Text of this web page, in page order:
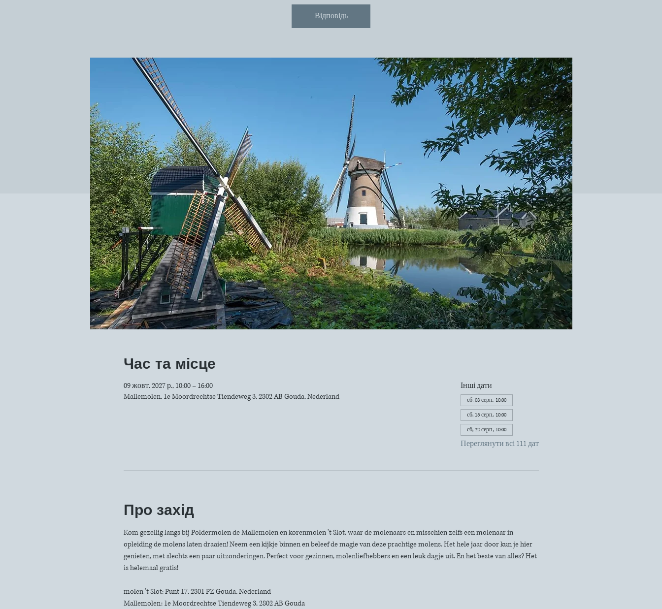
Відповідь
Час та місце
09 жовт. 2027 р., 10:00 – 16:00
Mallemolen, 1e Moordrechtse Tiendeweg 3, 2802 AB Gouda, Nederland
Інші дати
сб, 08 серп., 10:00
сб, 15 серп., 10:00
сб, 22 серп., 10:00
Переглянути всі 111 дат
Про захід
Kom gezellig langs bij Poldermolen de Mallemolen en korenmolen 't Slot, waar de molenaars en misschien zelfs een molenaar in
opleiding de molens laten draaien! Neem een kijkje binnen en beleef de magie van deze prachtige molens. Het hele jaar door kun je hier
genieten, met slechts een paar uitzonderingen. Perfect voor gezinnen, molenliefhebbers en een leuk dagje uit. En het beste van alles? Het
is helemaal gratis!
molen 't Slot: Punt 17, 2801 PZ Gouda, Nederland
Mallemolen: 1e Moordrechtse Tiendeweg 3, 2802 AB Gouda